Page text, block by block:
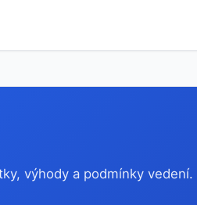
výhody a podmínky vedení.